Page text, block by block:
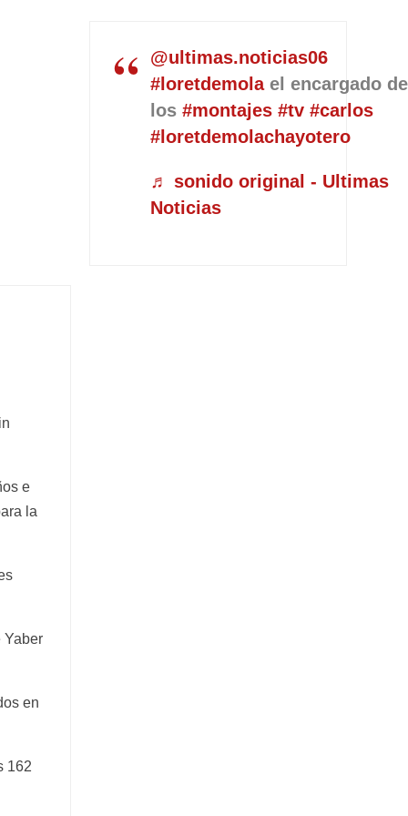
e
la
Yaber
en
162
@ultimas.noticias06
#loretdemolael encargado de
los#montajes #tv #carlos
#loretdemolachayotero
♬ sonido original - Ultimas
Noticias